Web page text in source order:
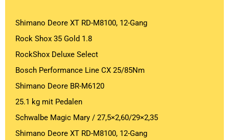
Shimano Deore XT RD-M8100, 12-Gang
Rock Shox 35 Gold 1.8
RockShox Deluxe Select
Bosch Performance Line CX 25/85Nm
Shimano Deore BR-M6120
25.1 kg mit Pedalen
Schwalbe Magic Mary / 27,5×2,60/29×2,35
Shimano Deore XT RD-M8100, 12-Gang